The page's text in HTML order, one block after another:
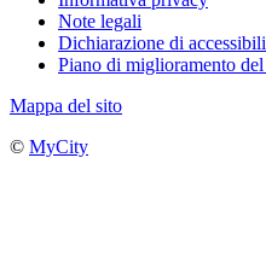
Note legali
Dichiarazione di
Piano di miglioramento
Mappa del sito
© MyCity